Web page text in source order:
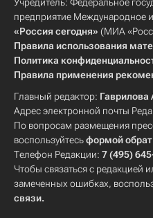
предприятие Международное
«Россия сегодня» (МИА
Правила использования
Политика
Правила применения
Главный редактор: Гаврилова
Адрес электронной почты
По вопросам размещения
воспользуйтесьформой
Телефон Редакции: 7 (495)
Чтобы связаться с редакцией
замеченных ошибках,
связи.